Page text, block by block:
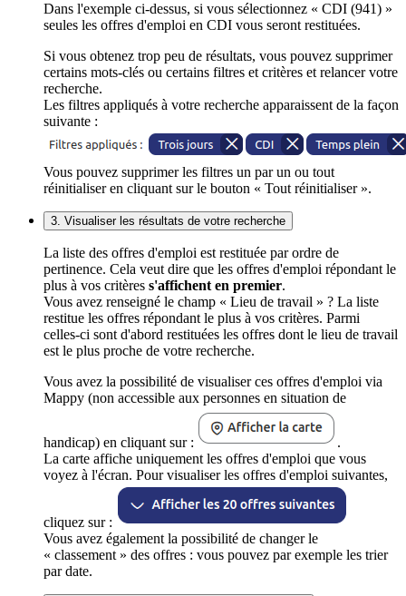
Dans l'exemple ci-dessus, si vous sélectionnez « CDI (941) »
seules les offres d'emploi en CDI vous seront restituées.
Si vous obtenez trop peu de résultats, vous pouvez supprimer
certains mots-clés ou certains filtres et critères et relancer votre
recherche.
Les filtres appliqués à votre recherche apparaissent de la façon
suivante :
Vous pouvez supprimer les filtres un par un ou tout
réinitialiser en cliquant sur le bouton « Tout réinitialiser ».
3. Visualiser les résultats de votre recherche
La liste des offres d'emploi est restituée par ordre de
pertinence. Cela veut dire que les offres d'emploi répondant le
plus à vos critères s'affichent en premier.
Vous avez renseigné le champ « Lieu de travail » ? La liste
restitue les offres répondant le plus à vos critères. Parmi
celles-ci sont d'abord restituées les offres dont le lieu de travail
est le plus proche de votre recherche.
Vous avez la possibilité de visualiser ces offres d'emploi via
Mappy (non accessible aux personnes en situation de
handicap) en cliquant sur :
.
La carte affiche uniquement les offres d'emploi que vous
voyez à l'écran. Pour visualiser les offres d'emploi suivantes,
cliquez sur :
Vous avez également la possibilité de changer le
« classement » des offres : vous pouvez par exemple les trier
par date.